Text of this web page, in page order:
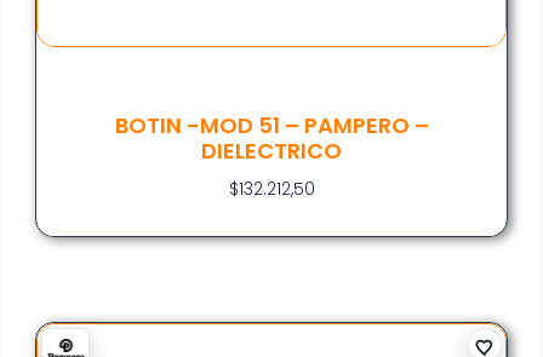
BOTIN -MOD 51 – PAMPERO –
DIELECTRICO
$132.212,50